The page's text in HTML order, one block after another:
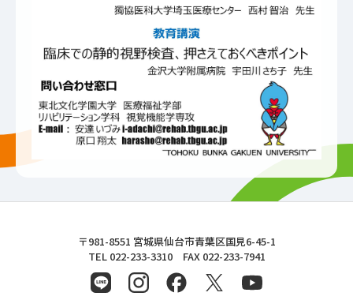
東北文化学園大学
〒981-8551 宮城県仙台市青葉区国見6-45-1
TEL 022-233-3310 FAX 022-233-7941